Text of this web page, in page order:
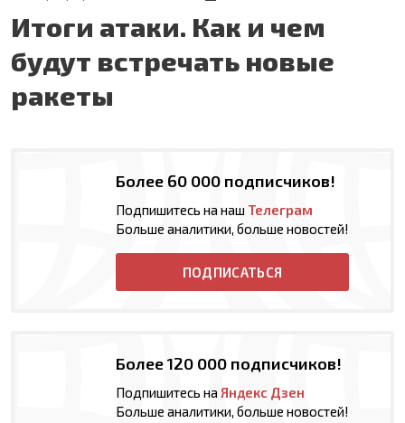
Итоги атаки. Как и чем
будут встречать новые
ракеты
Более 60 000 подписчиков!
Подпишитесь на наш Телеграм
Больше аналитики, больше новостей!
ПОДПИСАТЬСЯ
Более 120 000 подписчиков!
Подпишитесь на Яндекс Дзен
Больше аналитики, больше новостей!